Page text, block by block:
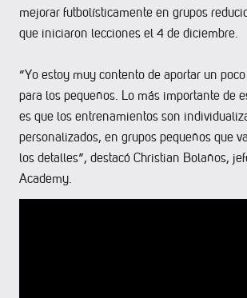
mejorar futbolísticamente en grupos
que iniciaron lecciones el 4 de diciembre.
“Yo estoy muy contento de aportar un
para los pequeños. Lo más importante de
es que los entrenamientos son
personalizados, en grupos pequeños que
los detalles”, destacó Christian Bolaños,
Academy.